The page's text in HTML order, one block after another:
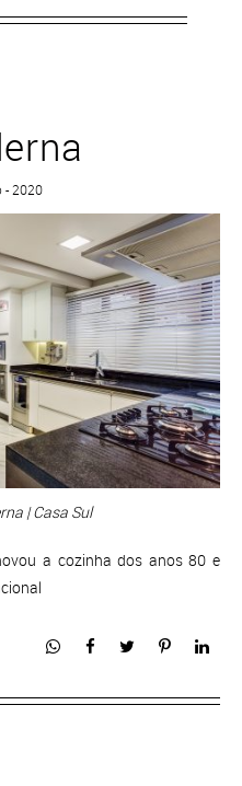
- 2020
| Casa Sul
a cozinha dos anos 80 e